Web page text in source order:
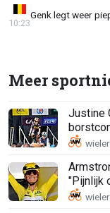
Genk legt weer
10:23
Meer
Justine
"Pijnlijk